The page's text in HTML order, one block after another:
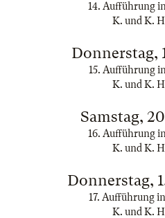
14. Aufführung
K. und K.
Donnerstag,
15. Aufführung
K. und K.
Samstag,
16. Aufführung
K. und K.
Donnerstag,
17. Aufführung
K. und K.